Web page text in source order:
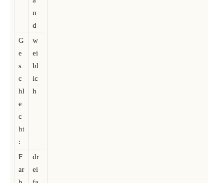
n
d
G
e
s
c
hl
e
c
ht
:
w
ei
bl
ic
h
F
ar
dr
ei